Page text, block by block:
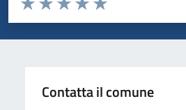
Valuta 5 stelle su 5
Valuta 4 stelle su 5
Valuta 3 stelle su 5
Valuta 2 stelle su 5
Valuta 1 stelle su 5
Contatta il comune